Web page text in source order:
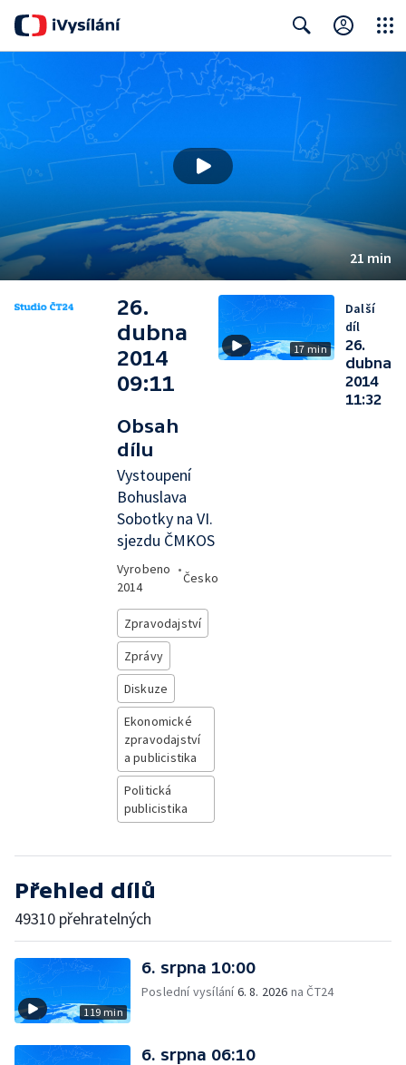
21 min
26.
dubna
2014
09:11
Obsah
dílu
Vystoupení
Bohuslava
Sobotky na VI.
sjezdu ČMKOS
Vyrobeno
2014
•
Česko
Zpravodajství
Zprávy
Diskuze
Ekonomické
zpravodajství
a publicistika
Politická
publicistika
17 min
Další
díl
26.
dubna
2014
11:32
Přehled dílů
49310 přehratelných
119 min
6. srpna 10:00
Poslední vysílání6. 8. 2026 na ČT24
6. srpna 06:10